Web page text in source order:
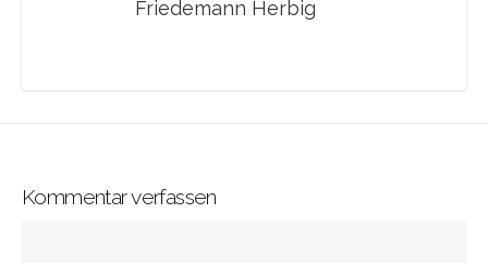
Friedemann Herbig
Kommentar verfassen